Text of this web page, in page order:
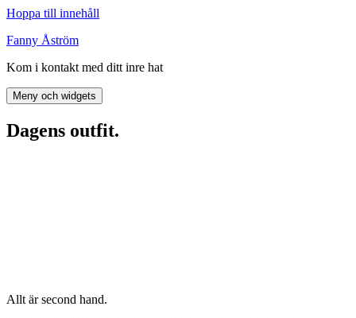
Hoppa till innehåll
Fanny Åström
Kom i kontakt med ditt inre hat
Meny och widgets
Dagens outfit.
Allt är second hand.